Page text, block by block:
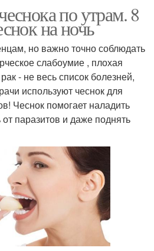
по утрам. 8
на ночь
но важно точно соблюдать
слабоумие , плохая
- не весь список болезней,
используют чеснок для
Чеснок помогает наладить
паразитов и даже поднять